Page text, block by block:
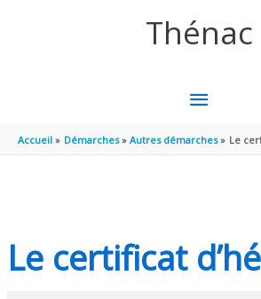
Thénac
MENU
Accueil Démarches Autres démarches Le
Le certificat